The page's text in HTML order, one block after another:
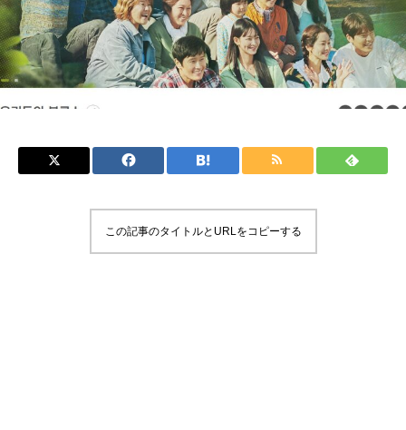
この記事のタイトルとURLをコピーする